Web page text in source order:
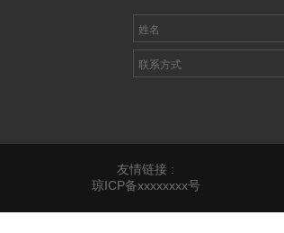
友情链接 :
琼ICP备xxxxxxxx号